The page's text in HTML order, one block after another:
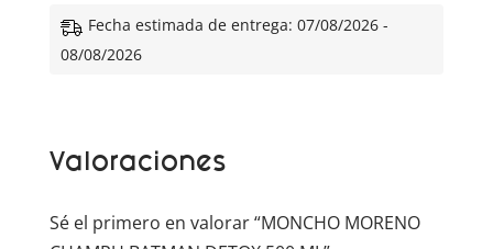
e
e
Fecha estimada de entrega: 07/08/2026 -
08/08/2026
Valoraciones
Sé el primero en valorar “MONCHO MORENO